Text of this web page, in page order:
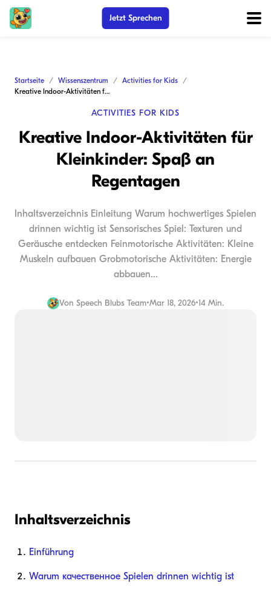
Jetzt Sprechen
Startseite Wissenszentrum
Activities for Kids
Kreative Indoor-Aktivitäten für Kleinkinder: Spaß an Regentagen
ACTIVITIES FOR KIDS
Kreative Indoor-Aktivitäten für
Kleinkinder: Spaß an
Regentagen
Inhaltsverzeichnis Einleitung Warum hochwertiges Spielen
drinnen wichtig ist Sensorisches Spiel: Texturen und
Geräusche entdecken Feinmotorische Aktivitäten: Kleine
Muskeln aufbauen Grobmotorische Aktivitäten: Energie
abbauen...
Von Speech Blubs Team•Mar 18, 2026•14 Min.
Inhaltsverzeichnis
Einführung
Warum качественное Spielen drinnen wichtig ist